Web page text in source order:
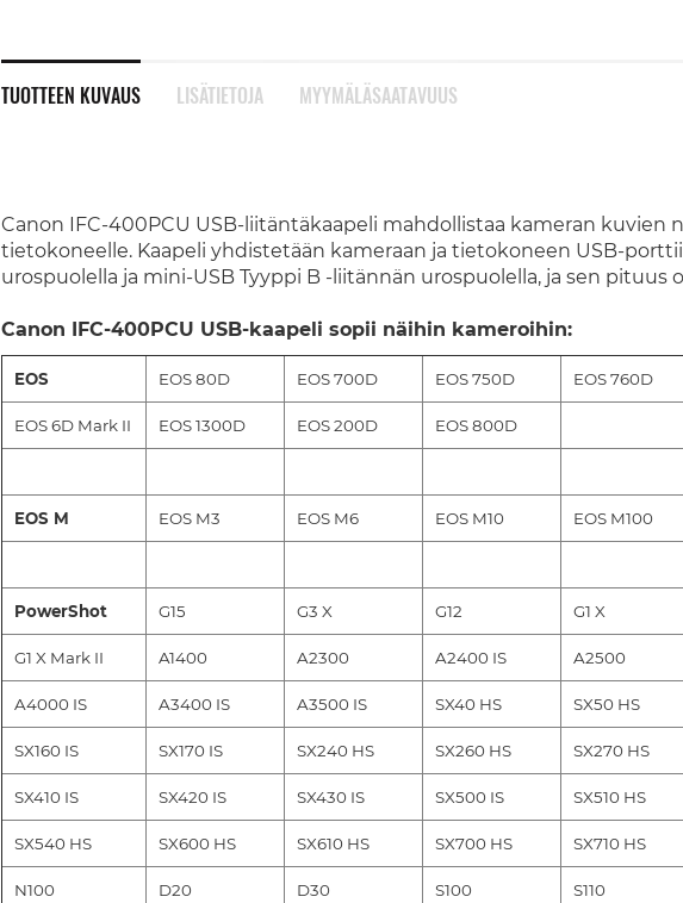
TUOTTEEN KUVAUS
Canon IFC-400PCU USB-liitäntäkaapeli mahdollistaa kameran kuvien
tietokoneelle. Kaapeli yhdistetään kameraan ja tietokoneen USB-
urospuolella ja mini-USB Tyyppi B -liitännän urospuolella, ja sen pituus
Canon IFC-400PCU USB-kaapeli sopii näihin kameroihin:
EOS EOS 80D EOS 700D EOS 750D EOS 760D
EOS 6D Mark II EOS 1300D EOS 200D EOS 800D
EOS M EOS M3 EOS M6 EOS M10 EOS M100
PowerShot G15 G3 X G12 G1 X
G1 X Mark II A1400 A2300 A2400 IS A2500
A4000 IS A3400 IS A3500 IS SX40 HS SX50 HS
SX160 IS SX170 IS SX240 HS SX260 HS SX270 HS
SX410 IS SX420 IS SX430 IS SX500 IS SX510 HS
SX540 HS SX600 HS SX610 HS SX700 HS SX710 HS
N100 D20 D30 S100 S110
LISÄTIETOJA MYYMÄLÄSAATAVUUS